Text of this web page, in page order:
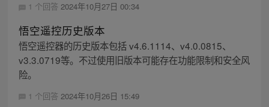
1 个回答 2024年10月27日 00:34
悟空遥控历史版本
悟空遥控器的历史版本包括 v4.6.1114、v4.0.0815、
v3.3.0719等。不过使用旧版本可能存在功能限制和安全风
险。
1 个回答 2024年10月26日 15:49